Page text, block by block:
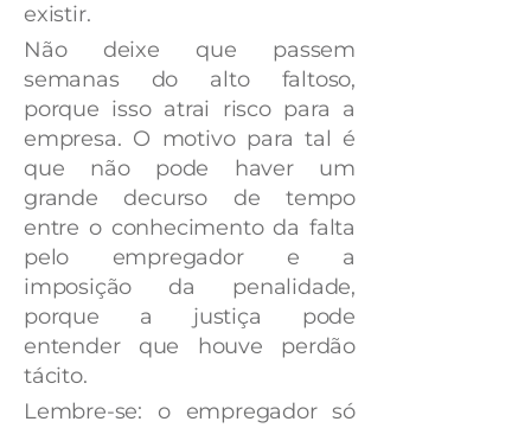
existir.
Não deixe que passem
semanas do alto faltoso,
porque isso atrai risco para a
empresa. O motivo para tal é
que não pode haver um
grande decurso de tempo
entre o conhecimento da falta
pelo empregador e a
imposição da penalidade,
porque a justiça pode
entender que houve perdão
tácito.
Lembre-se: o empregador só